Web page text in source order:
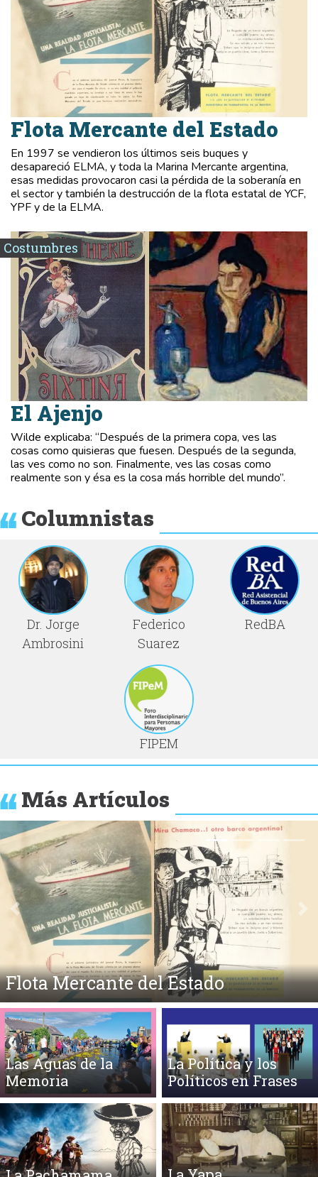
Flota Mercante del Estado
En 1997 se vendieron los últimos seis buques y
desapareció ELMA, y toda la Marina Mercante argentina,
esas medidas provocaron casi la pérdida de la soberanía en
el sector y también la destrucción de la flota estatal de YCF,
YPF y de la ELMA.
Costumbres
El Ajenjo
Wilde explicaba: “Después de la primera copa, ves las
cosas como quisieras que fuesen. Después de la segunda,
las ves como no son. Finalmente, ves las cosas como
realmente son y ésa es la cosa más horrible del mundo”.
Columnistas
Dr. Jorge
Ambrosini
Federico
Suarez
RedBA
FIPEM
Más Artículos
Medicina y Lunfardo
Anterior
Las Aguas de la
Memoria
La Política y los
Políticos en Frases